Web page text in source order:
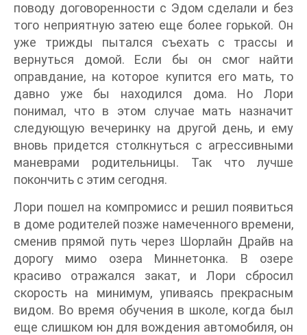
поводу договоренности с Эдом сделали и без
того неприятную затею еще более горькой. Он
уже трижды пытался съехать с трассы и
вернуться домой. Если бы он смог найти
оправдание, на которое купится его мать, то
давно уже бы находился дома. Но Лори
понимал, что в этом случае мать назначит
следующую вечеринку на другой день, и ему
вновь придется столкнуться с агрессивными
маневрами родительницы. Так что лучше
покончить с этим сегодня.
Лори пошел на компромисс и решил появиться
в доме родителей позже намеченного времени,
сменив прямой путь через Шорлайн Драйв на
дорогу мимо озера Миннетонка. В озере
красиво отражался закат, и Лори сбросил
скорость на минимум, упиваясь прекрасным
видом. Во время обучения в школе, когда был
еще слишком юн для вождения автомобиля, он